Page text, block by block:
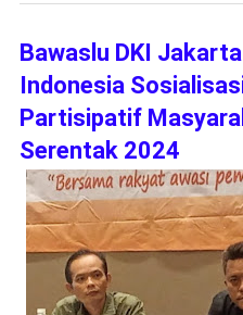
Bawaslu DKI
Indonesia
Partisipatif
Serentak 2024